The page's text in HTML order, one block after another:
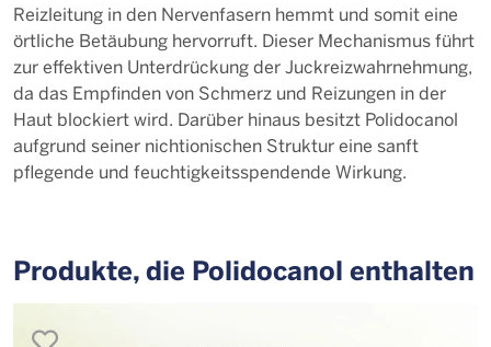
Reizleitung in den Nervenfasern hemmt und somit eine
örtliche Betäubung hervorruft. Dieser Mechanismus führt
zur effektiven Unterdrückung der Juckreizwahrnehmung,
da das Empfinden von Schmerz und Reizungen in der
Haut blockiert wird. Darüber hinaus besitzt Polidocanol
aufgrund seiner nichtionischen Struktur eine sanft
pflegende und feuchtigkeitsspendende Wirkung.
Produkte, die Polidocanol enthalten
merken